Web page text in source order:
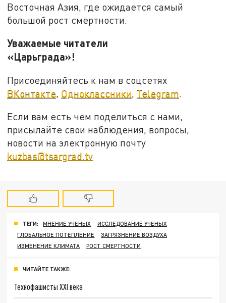
Восточная Азия, где ожидается самый
большой рост смертности.
Уважаемые читатели
«Царьграда»!
Присоединяйтесь к нам в соцсетях
ВКонтакте, Одноклассники, Telegram.
Если вам есть чем поделиться с нами,
присылайте свои наблюдения, вопросы,
новости на электронную почту
kuzbas@tsargrad.tv
ТЕГИ: МНЕНИЕ УЧЕНЫХ
ИССЛЕДОВАНИЕ УЧЕНЫХ
ГЛОБАЛЬНОЕ ПОТЕПЛЕНИЕ
ЗАГРЯЗНЕНИЕ ВОЗДУХА
ИЗМЕНЕНИЕ КЛИМАТА
РОСТ СМЕРТНОСТИ
ЧИТАЙТЕ ТАКЖЕ:
Технофашисты XXI века